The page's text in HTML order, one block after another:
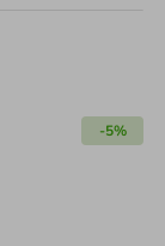
-5%